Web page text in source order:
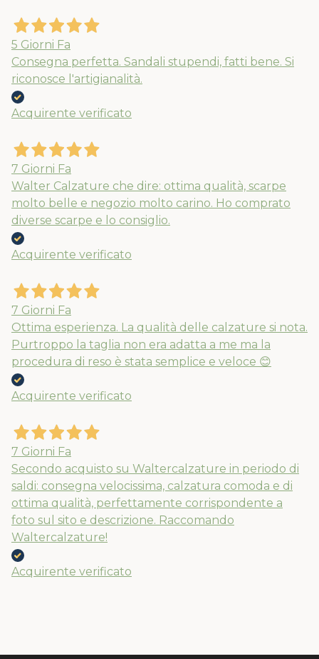
5 Giorni Fa
Consegna perfetta. Sandali stupendi, fatti bene. Si
riconosce l'artigianalità.
Acquirente verificato
7 Giorni Fa
Walter Calzature che dire: ottima qualità, scarpe
molto belle e negozio molto carino. Ho comprato
diverse scarpe e lo consiglio.
Acquirente verificato
7 Giorni Fa
Ottima esperienza. La qualità delle calzature si nota.
Purtroppo la taglia non era adatta a me ma la
procedura di reso è stata semplice e veloce 😊
Acquirente verificato
7 Giorni Fa
Secondo acquisto su Waltercalzature in periodo di
saldi: consegna velocissima, calzatura comoda e di
ottima qualità, perfettamente corrispondente a
foto sul sito e descrizione. Raccomando
Waltercalzature!
Acquirente verificato